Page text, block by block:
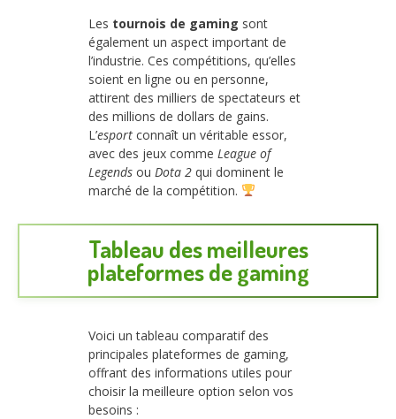
Les tournois de gaming sont
également un aspect important de
l’industrie. Ces compétitions, qu’elles
soient en ligne ou en personne,
attirent des milliers de spectateurs et
des millions de dollars de gains.
L’esport connaît un véritable essor,
avec des jeux comme League of
Legends ou Dota 2 qui dominent le
marché de la compétition.
Tableau des meilleures
plateformes de gaming
Voici un tableau comparatif des
principales plateformes de gaming,
offrant des informations utiles pour
choisir la meilleure option selon vos
besoins :